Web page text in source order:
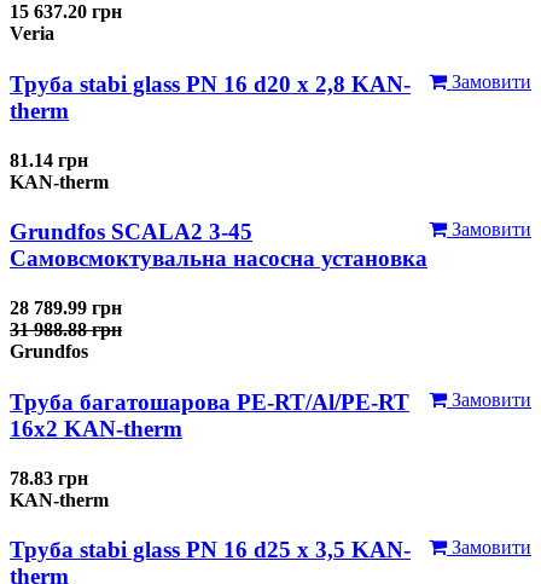
15 637.20 грн
Veria
Замовити
Труба stabi glass PN 16 d20 х 2,8 KAN-
therm
81.14 грн
KAN-therm
Замовити
Grundfos SCALA2 3-45
Самовсмоктувальна насосна установка
28 789.99 грн
31 988.88 грн
Grundfos
Замовити
Труба багатошарова PE-RT/Al/PE-RT
16x2 KAN-therm
78.83 грн
KAN-therm
Замовити
Труба stabi glass PN 16 d25 х 3,5 KAN-
therm